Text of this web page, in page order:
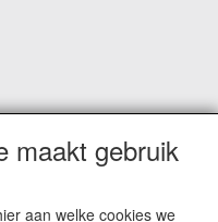
maakt gebruik
aan welke cookies we